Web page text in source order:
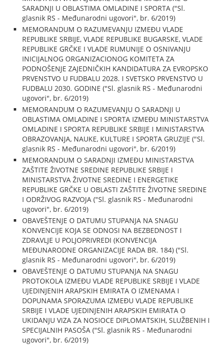
SARADNJI U OBLASTIMA OMLADINE I SPORTA ("Sl.
glasnik RS - Međunarodni ugovori", br. 6/2019)
MEMORANDUM O RAZUMEVANJU IZMEĐU VLADE
REPUBLIKE SRBIJE, VLADE REPUBLIKE BUGARSKE, VLADE
REPUBLIKE GRČKE I VLADE RUMUNIJE O OSNIVANJU
INICIJALNOG ORGANIZACIONOG KOMITETA ZA
PODNOŠENJE ZAJEDNIČKIH KANDIDATURA ZA EVROPSKO
PRVENSTVO U FUDBALU 2028. I SVETSKO PRVENSTVO U
FUDBALU 2030. GODINE ("Sl. glasnik RS - Međunarodni
ugovori", br. 6/2019)
MEMORANDUM O RAZUMEVANJU O SARADNJI U
OBLASTIMA OMLADINE I SPORTA IZMEĐU MINISTARSTVA
OMLADINE I SPORTA REPUBLIKE SRBIJE I MINISTARSTVA
OBRAZOVANJA, NAUKE, KULTURE I SPORTA GRUZIJE ("Sl.
glasnik RS - Međunarodni ugovori", br. 6/2019)
MEMORANDUM O SARADNJI IZMEĐU MINISTARSTVA
ZAŠTITE ŽIVOTNE SREDINE REPUBLIKE SRBIJE I
MINISTARSTVA ŽIVOTNE SREDINE I ENERGETIKE
REPUBLIKE GRČKE U OBLASTI ZAŠTITE ŽIVOTNE SREDINE
I ODRŽIVOG RAZVOJA ("Sl. glasnik RS - Međunarodni
ugovori", br. 6/2019)
OBAVEŠTENJE O DATUMU STUPANJA NA SNAGU
KONVENCIJE KOJA SE ODNOSI NA BEZBEDNOST I
ZDRAVLJE U POLJOPRIVREDI (KONVENCIJA
MEĐUNARODNE ORGANIZACIJE RADA BR. 184) ("Sl.
glasnik RS - Međunarodni ugovori", br. 6/2019)
OBAVEŠTENJE O DATUMU STUPANJA NA SNAGU
PROTOKOLA IZMEĐU VLADE REPUBLIKE SRBIJE I VLADE
UJEDINJENIH ARAPSKIH EMIRATA O IZMENAMA I
DOPUNAMA SPORAZUMA IZMEĐU VLADE REPUBLIKE
SRBIJE I VLADE UJEDINJENIH ARAPSKIH EMIRATA O
UKIDANJU VIZA ZA NOSIOCE DIPLOMATSKIH, SLUŽBENIH I
SPECIJALNIH PASOŠA ("Sl. glasnik RS - Međunarodni
ugovori", br. 6/2019)